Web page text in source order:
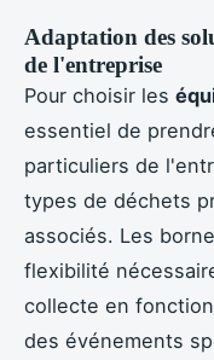
Adaptation des
de l'entreprise
Pour choisir les
essentiel de
particuliers de
types de déchets
associés. Les
flexibilité
collecte en
des événements